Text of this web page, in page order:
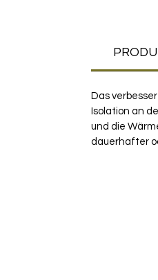
Das
Isolation an
und die
dauerhafter